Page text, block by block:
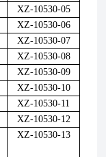
XZ-10530-05
XZ-10530-06
XZ-10530-07
XZ-10530-08
XZ-10530-09
XZ-10530-10
XZ-10530-11
XZ-10530-12
XZ-10530-13